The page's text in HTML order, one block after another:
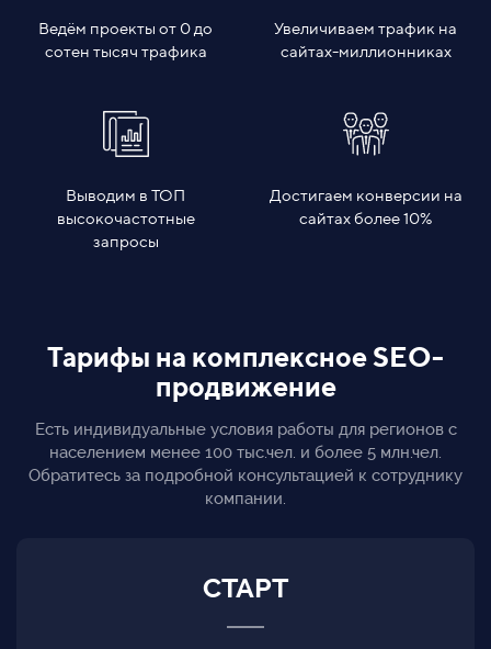
Ведём проекты от 0 до
сотен тысяч трафика
Увеличиваем трафик на
сайтах-миллионниках
Выводим в ТОП
высокочастотные
запросы
Достигаем конверсии на
сайтах более 10%
Тарифы на комплексное SEO-
продвижение
Есть индивидуальные условия работы для регионов с
населением менее 100 тыс.чел. и более 5 млн.чел.
Обратитесь за подробной консультацией к сотруднику
компании.
СТАРТ